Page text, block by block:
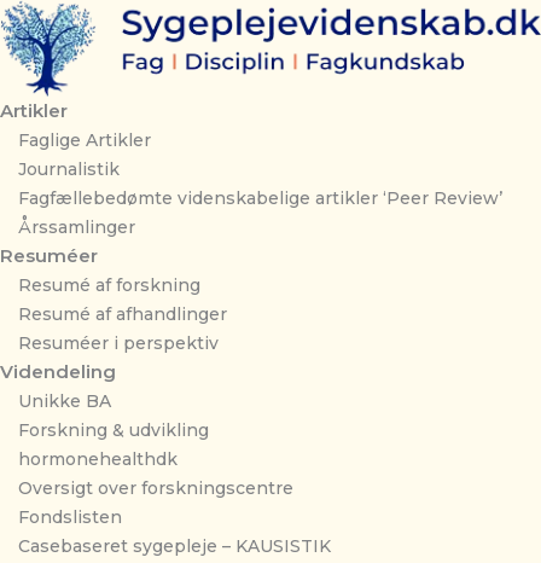
Gå
til
indholdet
Artikler
Faglige Artikler
Journalistik
Fagfællebedømte videnskabelige artikler ‘Peer Review’
Årssamlinger
Resuméer
Resumé af forskning
Resumé af afhandlinger
Resuméer i perspektiv
Videndeling
Unikke BA
Forskning & udvikling
hormonehealthdk
Oversigt over forskningscentre
Fondslisten
Casebaseret sygepleje – KAUSISTIK